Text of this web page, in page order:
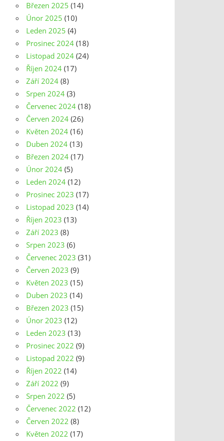
Březen 2025 (14)
Únor 2025 (10)
Leden 2025 (4)
Prosinec 2024 (18)
Listopad 2024 (24)
Říjen 2024 (17)
Září 2024 (8)
Srpen 2024 (3)
Červenec 2024 (18)
Červen 2024 (26)
Květen 2024 (16)
Duben 2024 (13)
Březen 2024 (17)
Únor 2024 (5)
Leden 2024 (12)
Prosinec 2023 (17)
Listopad 2023 (14)
Říjen 2023 (13)
Září 2023 (8)
Srpen 2023 (6)
Červenec 2023 (31)
Červen 2023 (9)
Květen 2023 (15)
Duben 2023 (14)
Březen 2023 (15)
Únor 2023 (12)
Leden 2023 (13)
Prosinec 2022 (9)
Listopad 2022 (9)
Říjen 2022 (14)
Září 2022 (9)
Srpen 2022 (5)
Červenec 2022 (12)
Červen 2022 (8)
Květen 2022 (17)